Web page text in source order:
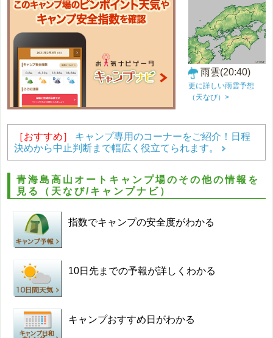
雨雲(20:40)
更に詳しい雨雲予想
（天なび）>
［おすすめ］
キャンプ専用のコーナーをご紹介！日程
決めから中止判断まで幅広く役立てられます。
青海島高山オートキャンプ場のその他の情報を
見る（天なび/キャンプナビ）
指数でキャンプの安全度がわかる
10日先までの予報が詳しくわかる
キャンプおすすめ日がわかる